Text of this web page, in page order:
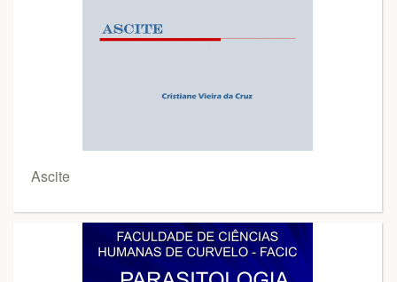
Ascite